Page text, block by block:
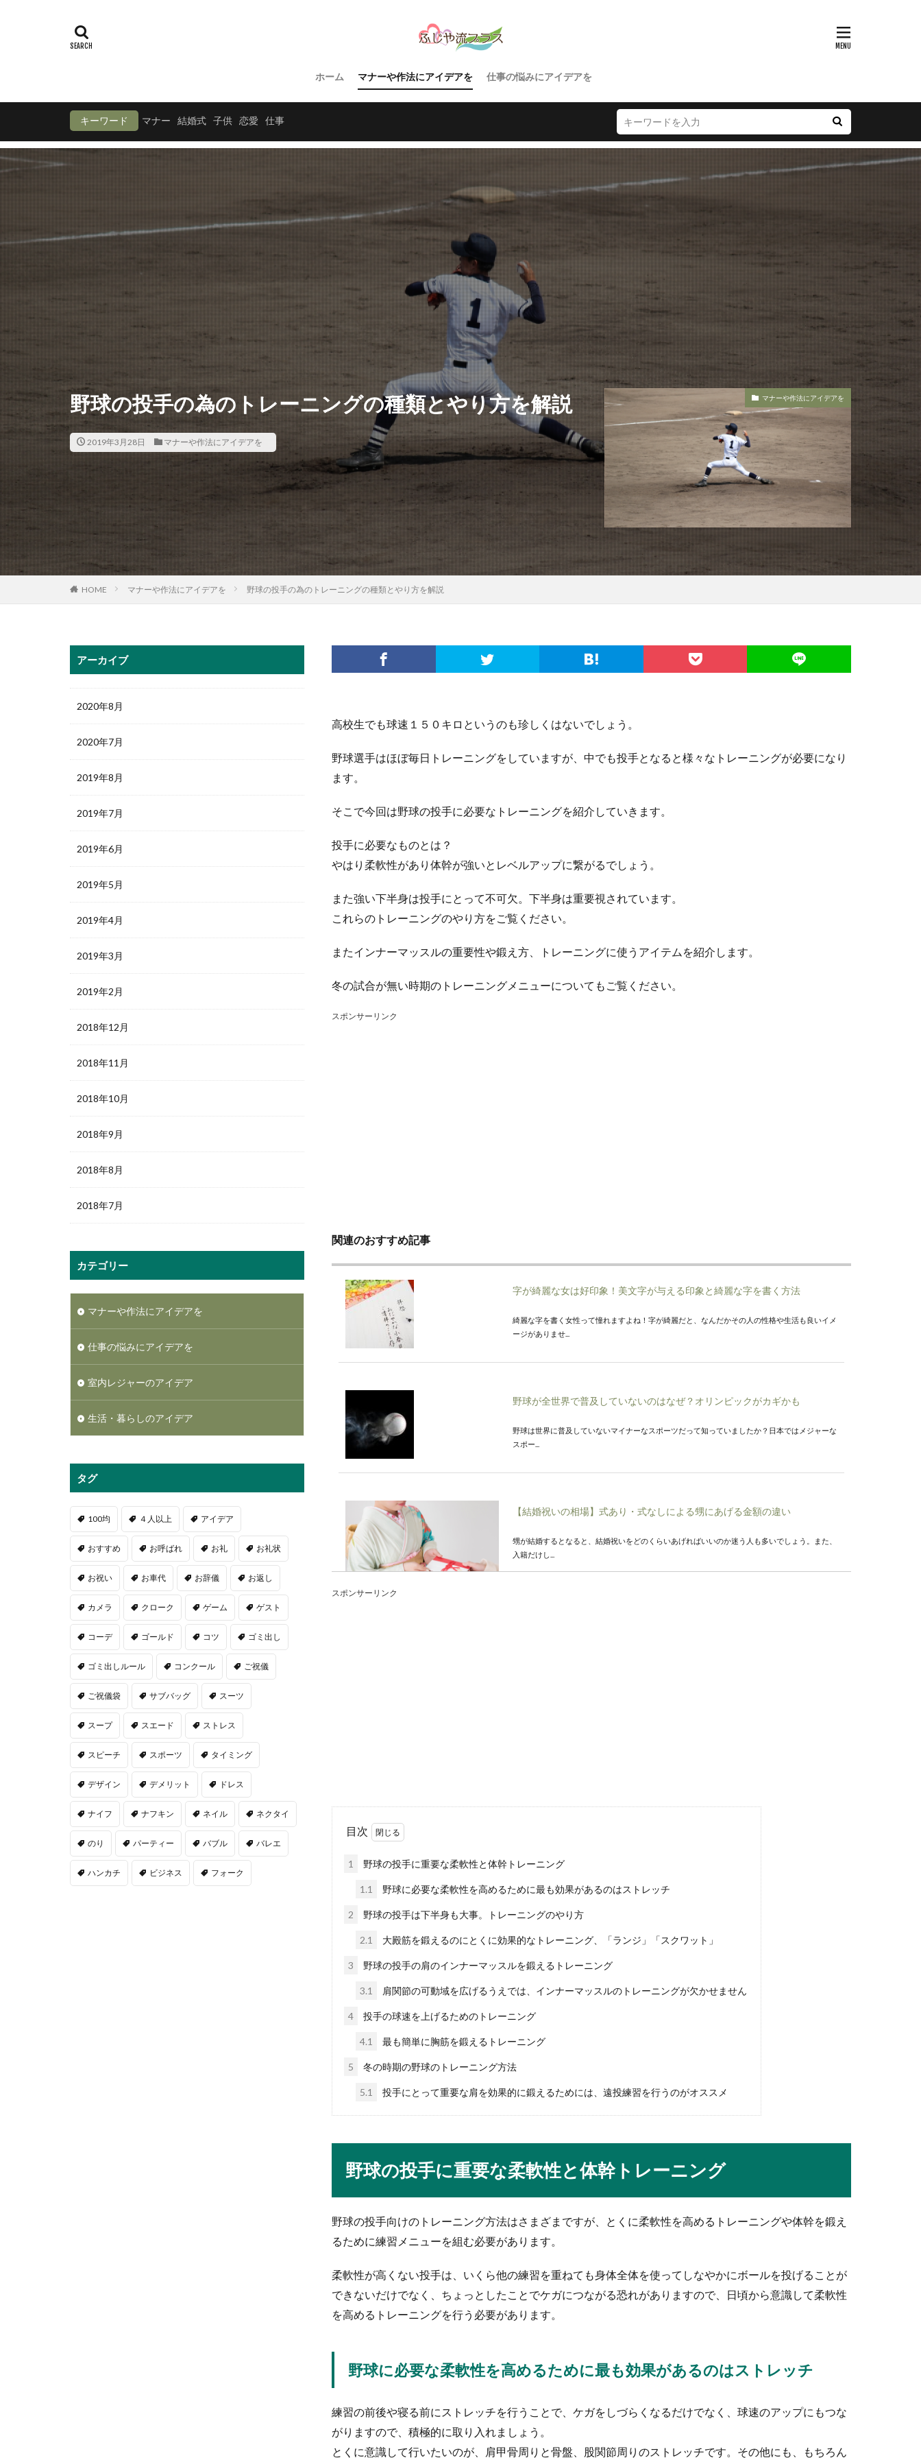
ホーム マナーや作法にアイデアを 仕事の悩みにアイデアを
キーワード マナー 結婚式 子供 恋愛 仕事
野球の投手の為のトレーニングの種類とやり方を解説
2019年3月28日 マナーや作法にアイデアを
マナーや作法にアイデアを
HOME マナーや作法にアイデアを 野球の投手の為のトレーニングの種類とやり方を解説
高校生でも球速１５０キロというのも珍しくはないでしょう。
野球選手はほぼ毎日トレーニングをしていますが、中でも投手となると様々なトレーニングが必要になり
ます。
そこで今回は野球の投手に必要なトレーニングを紹介していきます。
投手に必要なものとは？
やはり柔軟性があり体幹が強いとレベルアップに繋がるでしょう。
また強い下半身は投手にとって不可欠。下半身は重要視されています。
これらのトレーニングのやり方をご覧ください。
またインナーマッスルの重要性や鍛え方、トレーニングに使うアイテムを紹介します。
冬の試合が無い時期のトレーニングメニューについてもご覧ください。
スポンサーリンク
関連のおすすめ記事
字が綺麗な女は好印象！美文字が与える印象と綺麗な字を書く方法
綺麗な字を書く女性って憧れますよね！字が綺麗だと、なんだかその人の性格や生活も良いイメ
ージがありませ...
野球が全世界で普及していないのはなぜ？オリンピックがカギかも
野球は世界に普及していないマイナーなスポーツだって知っていましたか？日本ではメジャーな
スポー...
【結婚祝いの相場】式あり・式なしによる甥にあげる金額の違い
甥が結婚するとなると、結婚祝いをどのくらいあげればいいのか迷う人も多いでしょう。また、
入籍だけし...
人は多いです。...
兄弟の結婚・ご祝儀相場は？結婚式なしのときのご祝儀について
兄弟が結婚することになり、ご祝儀について考えている人もいますよね。特に、結婚式なしの場
合はご祝儀をど...
合気道と空手、どっちを習わせようか迷ったら
子供に何か習い事をさせようと思った時に、定番のピアノや水泳、英会話も良いですが、身も心
も本格的に強く...
結婚式にゲストとして出席するときに考えるのが、洋服や靴などのマナーについてです。結婚式
でマナー違...
バスケのシュート率を上げるには、正しいシュートフォーム、それも肘の使い方がポイントにな
ります。...
バスケのシュートフォームは手の位置が大切！効果的なポイント
位置やボー...
スポンサーリンク
目次
1 野球の投手に重要な柔軟性と体幹トレーニング
1.1 野球に必要な柔軟性を高めるために最も効果があるのはストレッチ
2 野球の投手は下半身も大事。トレーニングのやり方
2.1 大殿筋を鍛えるのにとくに効果的なトレーニング、「ランジ」「スクワット」
3 野球の投手の肩のインナーマッスルを鍛えるトレーニング
3.1 肩関節の可動域を広げるうえでは、インナーマッスルのトレーニングが欠かせません
4 投手の球速を上げるためのトレーニング
4.1 最も簡単に胸筋を鍛えるトレーニング
5 冬の時期の野球のトレーニング方法
5.1 投手にとって重要な肩を効果的に鍛えるためには、遠投練習を行うのがオススメ
野球の投手に重要な柔軟性と体幹トレーニング
野球の投手向けのトレーニング方法はさまざまですが、とくに柔軟性を高めるトレーニングや体幹を鍛え
るために練習メニューを組む必要があります。
柔軟性が高くない投手は、いくら他の練習を重ねても身体全体を使ってしなやかにボールを投げることが
できないだけでなく、ちょっとしたことでケガにつながる恐れがありますので、日頃から意識して柔軟性
を高めるトレーニングを行う必要があります。
野球に必要な柔軟性を高めるために最も効果があるのはストレッチ
練習の前後や寝る前にストレッチを行うことで、ケガをしづらくなるだけでなく、球速のアップにもつな
がりますので、積極的に取り入れましょう。
とくに意識して行いたいのが、肩甲骨周りと骨盤、股関節周りのストレッチです。その他にも、もちろん
アーカイブ
2020年8月
2020年7月
2019年8月
2019年7月
2019年6月
2019年5月
2019年4月
2019年3月
2019年2月
2018年12月
2018年11月
2018年10月
2018年9月
2018年8月
2018年7月
カテゴリー
マナーや作法にアイデアを
仕事の悩みにアイデアを
室内レジャーのアイデア
生活・暮らしのアイデア
タグ
100均 ４人以上 アイデア
おすすめ お呼ばれ お礼 お礼状
お祝い お車代 お辞儀 お返し
カメラ クローク ゲーム ゲスト
コーデ ゴールド コツ ゴミ出し
ゴミ出しルール コンクール ご祝儀
ご祝儀袋 サブバッグ スーツ
スープ スエード ストレス
スピーチ スポーツ タイミング
デザイン デメリット ドレス
ナイフ ナフキン ネイル ネクタイ
のり パーティー バブル バレエ
ハンカチ ビジネス フォーク